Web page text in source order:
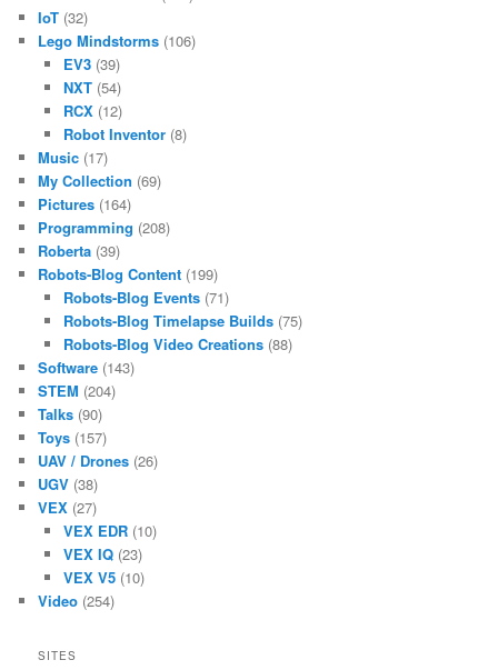
IoT (32)
Lego Mindstorms (106)
EV3(39)
NXT(54)
RCX(12)
Robot Inventor(8)
Music (17)
My Collection (69)
Pictures (164)
Programming (208)
Roberta (39)
Robots-Blog Content (199)
Robots-Blog Events(71)
Robots-Blog Timelapse Builds(75)
Robots-Blog Video Creations(88)
Software (143)
STEM (204)
Talks (90)
Toys (157)
UAV / Drones (26)
UGV (38)
VEX (27)
VEX EDR(10)
VEX IQ(23)
VEX V5(10)
Video (254)
SITES